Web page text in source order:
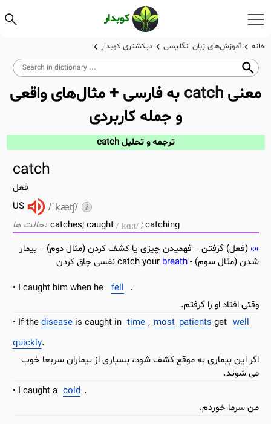
کوبدار
خانه آموزش‌های زبان انگلیسی دیکشنری کوبدار
معنی catch به فارسی + مثال‌های واقعی
و جمله کاربردی
ترجمه و تحلیل catch
catch
فعل
US
/ˈkætʃ/
catches; caught /ˈkɑːt/ ; catching
(فعل) گرفتن – فهمیدن چیزی یا کشف کردن (مثال دوم) – بیمار
شدن (مثال سوم) - catch yourbreath نفسی چاق کردن
I caught him when he fell .
وقتی افتاد او را گرفتم.
If thediseaseis caught in time , most patients get well
quickly.
اگر این بیماری به موقع کشف شود، بسیاری از بیماران سریعا خوب
می شوند.
I caught a cold .
من سرما خوردم.